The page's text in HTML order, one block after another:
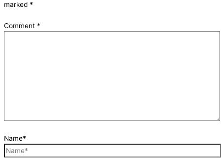
marked *
Comment *
Name*